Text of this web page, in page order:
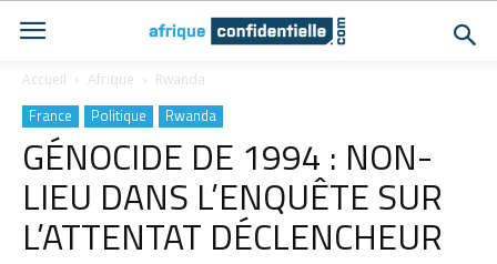
Accueil Afrique Rwanda
France Politique Rwanda
GÉNOCIDE DE 1994 : NON-
LIEU DANS L’ENQUÊTE SUR
L’ATTENTAT DÉCLENCHEUR